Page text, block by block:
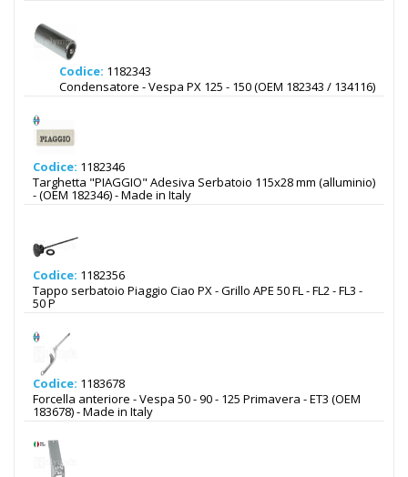
Codice: 1182343
Condensatore - Vespa PX 125 - 150 (OEM 182343 / 134116)
Codice: 1182346
Targhetta "PIAGGIO" Adesiva Serbatoio 115x28 mm (alluminio)
- (OEM 182346) - Made in Italy
Codice: 1182356
Tappo serbatoio Piaggio Ciao PX - Grillo APE 50 FL - FL2 - FL3 -
50 P
Codice: 1183678
Forcella anteriore - Vespa 50 - 90 - 125 Primavera - ET3 (OEM
183678) - Made in Italy